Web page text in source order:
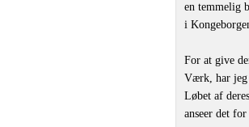
en temmelig
i
For at give
Værk, har jeg
Løbet af
anseer det